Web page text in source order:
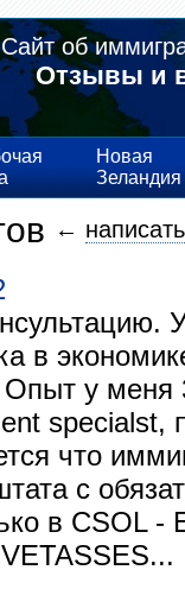
Сайт об
Отзывы и
Новая
Зеландия
←
в
у меня
что
с
в CSOL -